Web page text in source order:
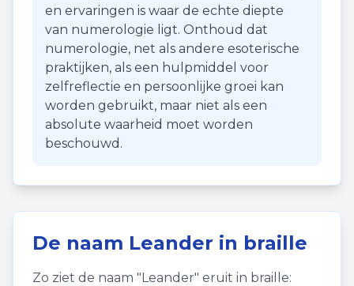
en ervaringen is waar de echte diepte
van numerologie ligt. Onthoud dat
numerologie, net als andere esoterische
praktijken, als een hulpmiddel voor
zelfreflectie en persoonlijke groei kan
worden gebruikt, maar niet als een
absolute waarheid moet worden
beschouwd.
De naam Leander in braille
Zo ziet de naam "Leander" eruit in braille: